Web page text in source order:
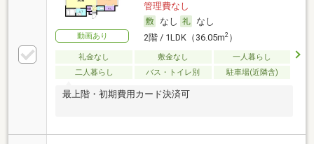
動画あり
管理費なし
なし
なし
2階 / 1LDK（36.05m2）
礼金なし 敷金なし
一人暮らし
二人暮らし
バス・トイレ別 駐車場(近隣含)
最上階・初期費用カード決済可